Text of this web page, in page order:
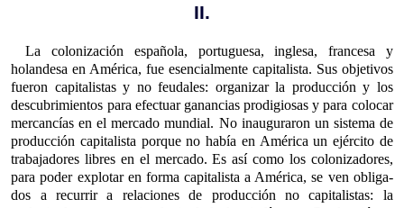
II.
La colonización española, portuguesa, inglesa, francesa y
holandesa en América, fue esencialmente capitalista. Sus objetivos
fueron capitalistas y no feudales: organizar la producción y los
descubrimientos para efectuar ganancias prodigiosas y para colocar
mercancías en el mercado mundial. No inauguraron un sistema de
producción capitalista porque no había en América un ejército de
trabajadores libres en el mercado. Es así como los colonizadores,
para poder explotar en forma capitalista a América, se ven obliga­
dos a recurrir a relaciones de producción no capitalistas: la